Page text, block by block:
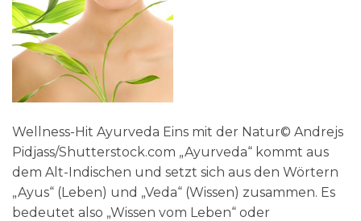
Wellness-Hit Ayurveda Eins mit der Natur© Andrejs
Pidjass/Shutterstock.com „Ayurveda“ kommt aus
dem Alt-Indischen und setzt sich aus den Wörtern
„Ayus“ (Leben) und „Veda“ (Wissen) zusammen. Es
bedeutet also „Wissen vom Leben“ oder